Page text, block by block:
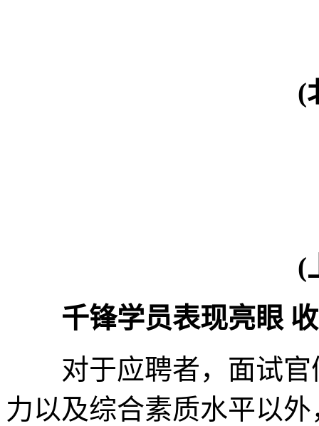
(
(
千锋学员表现亮眼
对于应聘者，面试官
力以及综合素质水平以